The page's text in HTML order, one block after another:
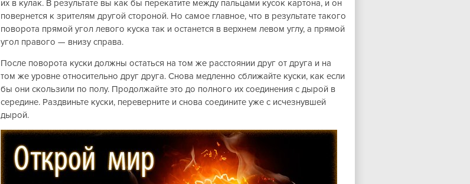
их в кулак. В результате вы как бы перекатите между пальцами кусок картона, и он
повернется к зрителям другой стороной. Но самое главное, что в результате такого
поворота прямой угол левого куска так и останется в верхнем левом углу, а прямой
угол правого — внизу справа.
После поворота куски должны остаться на том же расстоянии друг от друга и на
том же уровне относительно друг друга. Снова медленно сближайте куски, как если
бы они скользили по полу. Продолжайте это до полного их соединения с дырой в
середине. Раздвиньте куски, переверните и снова соедините уже с исчезнувшей
дырой.